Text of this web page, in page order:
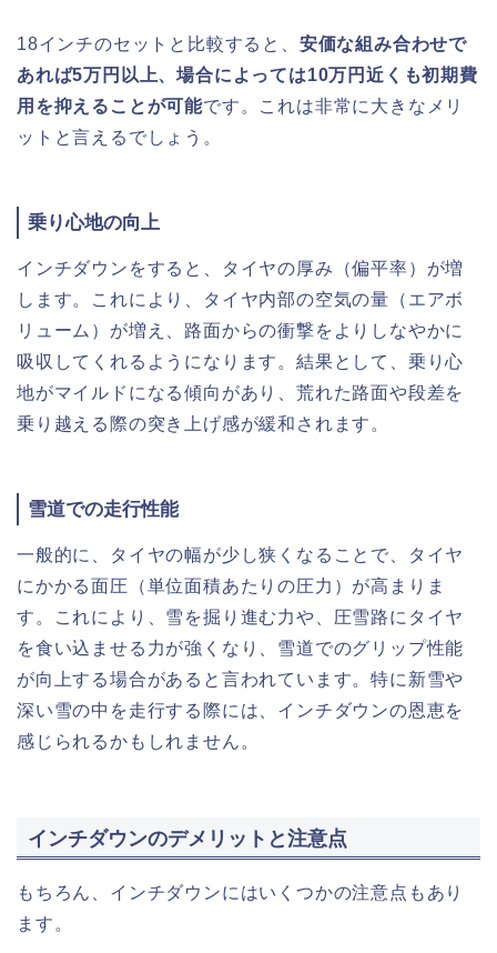
18インチのセットと比較すると、 安価な組み合わせで
あれば5万円以上、場合によっては10万円近くも初期費
用を抑えることが可能です。これは非常に大きなメリ
ットと言えるでしょう。
乗り心地の向上
インチダウンをすると、タイヤの厚み（偏平率）が増
します。これにより、タイヤ内部の空気の量（エアボ
リューム）が増え、路面からの衝撃をよりしなやかに
吸収してくれるようになります。結果として、乗り心
地がマイルドになる傾向があり、荒れた路面や段差を
乗り越える際の突き上げ感が緩和されます。
雪道での走行性能
一般的に、タイヤの幅が少し狭くなることで、タイヤ
にかかる面圧（単位面積あたりの圧力）が高まりま
す。これにより、雪を掘り進む力や、圧雪路にタイヤ
を食い込ませる力が強くなり、雪道でのグリップ性能
が向上する場合があると言われています。特に新雪や
深い雪の中を走行する際には、インチダウンの恩恵を
感じられるかもしれません。
インチダウンのデメリットと注意点
もちろん、インチダウンにはいくつかの注意点もあり
ます。